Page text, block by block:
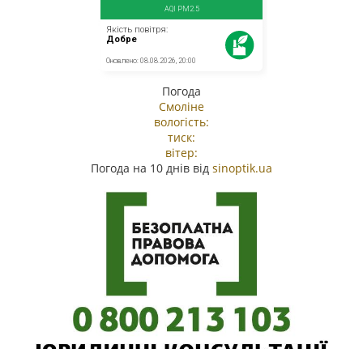
Погода
Смоліне
вологість:
тиск:
вітер:
Погода на 10 днів від sinoptik.ua